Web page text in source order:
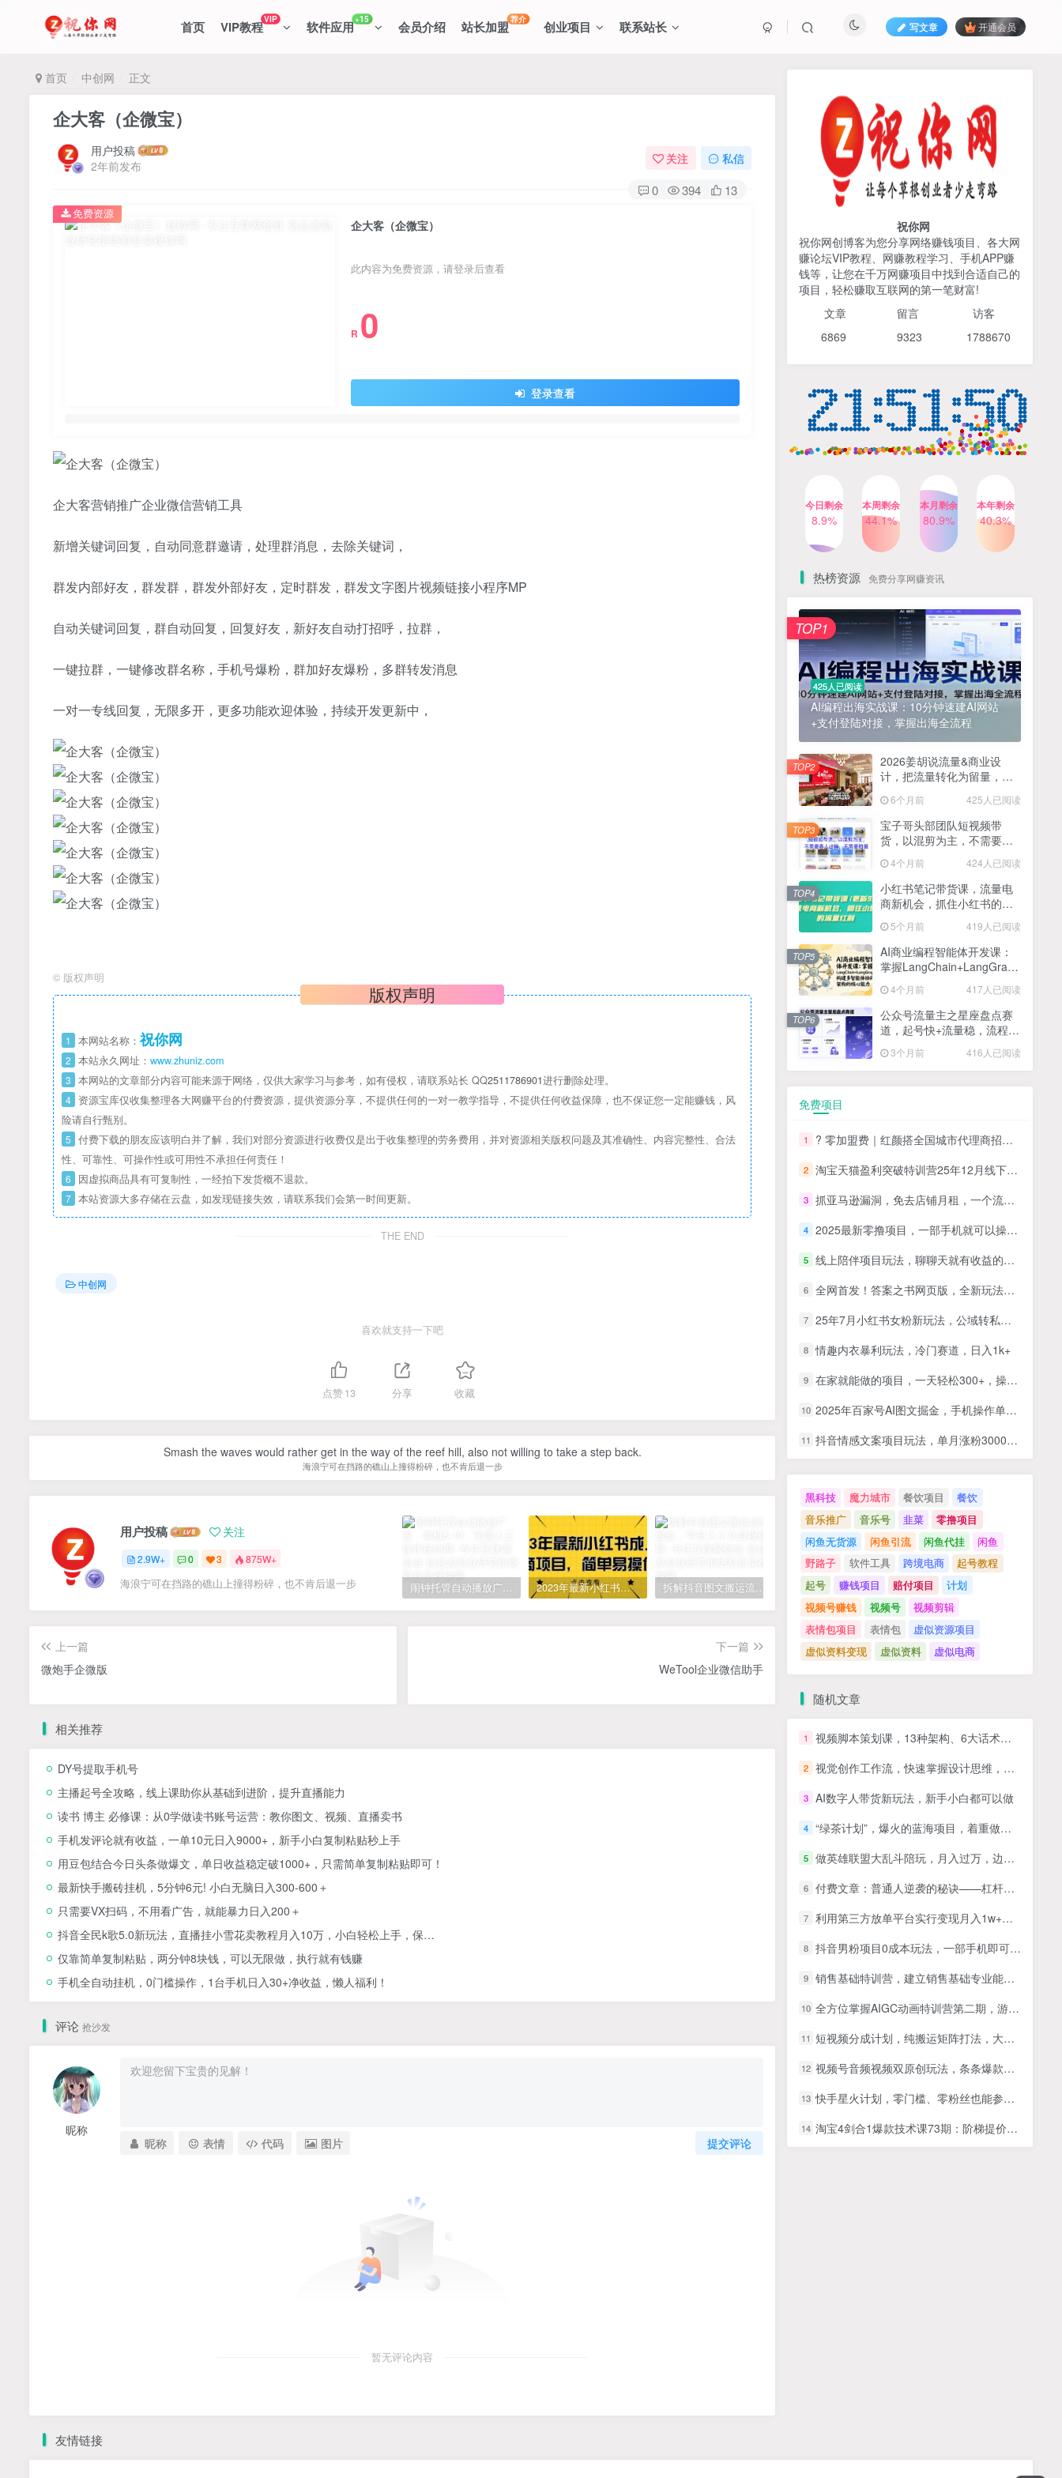
首页 VIP教程VIP 软件应用+15 会员介绍 站长加盟荐介 创业项目 联系站长 写文章 开通会员
首页 中创网 正文
企大客（企微宝）
用户投稿
2年前发布
关注 私信
0 394 13
企大客（企微宝）
此内容为免费资源，请登录后查看
R 0
登录查看
免费资源
企大客营销推广企业微信营销工具
新增关键词回复，自动同意群邀请，处理群消息，去除关键词，
群发内部好友，群发群，群发外部好友，定时群发，群发文字图片视频链接小程序MP
自动关键词回复，群自动回复，回复好友，新好友自动打招呼，拉群，
一键拉群，一键修改群名称，手机号爆粉，群加好友爆粉，多群转发消息
一对一专线回复，无限多开，更多功能欢迎体验，持续开发更新中，
© 版权声明
版权声明
1 本网站名称： 祝你网
2 本站永久网址： www.zhuniz.com
3 本网站的文章部分内容可能来源于网络，仅供大家学习与参考，如有侵权，请联系站长 QQ2511786901进行删除处理。
4 资源宝库仅收集整理各大网赚平台的付费资源，提供资源分享，不提供任何的一对一教学指导，不提供任何收益保障，也不保证您一定能赚钱，风
险请自行甄别。
5 付费下载的朋友应该明白并了解，我们对部分资源进行收费仅是出于收集整理的劳务费用，并对资源相关版权问题及其准确性、内容完整性、合法
性、可靠性、可操作性或可用性不承担任何责任！
6 因虚拟商品具有可复制性，一经拍下发货概不退款。
7 本站资源大多存储在云盘，如发现链接失效，请联系我们会第一时间更新。
THE END
中创网
喜欢就支持一下吧
点赞13 分享 收藏
Smash the waves would rather get in the way of the reef hill, also not willing to take a step back.
海浪宁可在挡路的礁山上撞得粉碎，也不肯后退一步
用户投稿 关注
2.9W+ 0 3 875W+
海浪宁可在挡路的礁山上撞得粉碎，也不肯后退一步 闹钟托管自动播放广告，单机5-10，无需人工操作 2023年最新小红书成人电商项目，简单易操作【详细教程】 拆解抖音图文搬运流量掘金，可日入小几百
上一篇
微炮手企微版
下一篇
WeTool企业微信助手
相关推荐
DY号提取手机号
主播起号全攻略，线上课助你从基础到进阶，提升直播能力
读书 博主 必修课：从0学做读书账号运营：教你图文、视频、直播卖书
手机发评论就有收益，一单10元日入9000+，新手小白复制粘贴秒上手
用豆包结合今日头条做爆文，单日收益稳定破1000+，只需简单复制粘贴即可！
最新快手搬砖挂机，5分钟6元! 小白无脑日入300-600＋
只需要VX扫码，不用看广告，就能暴力日入200＋
抖音全民k歌5.0新玩法，直播挂小雪花卖教程月入10万，小白轻松上手，保…
仅靠简单复制粘贴，两分钟8块钱，可以无限做，执行就有钱赚
手机全自动挂机，0门槛操作，1台手机日入30+净收益，懒人福利！
评论 抢沙发
昵称
提交评论
昵称 表情 代码 图片
暂无评论内容
425人已阅读
AI编程出海实战课：10分钟速建AI网站
+支付登陆对接，掌握出海全流程
TOP1
2026姜胡说流量&商业设
计，把流量转化为留量，设
计自己的商业模式
6个月前 425人已阅读
TOP2
货，以混剪为主，不需要真
小红书笔记带货课，流量电
商新机会，抓住小红书的流
量红利(更新26年2月)
5个月前 419人已阅读
TOP4
AI商业编程智能体开发课：
4个月前
TOP5
公众号流量主之星座盘点赛
道，起号快+流量稳，流程简
单，适合新手操作
3个月前 416人已阅读
TOP6
1 ? 零加盟费｜红颜搭全国城市代理商招募正式启动！
2 淘宝天猫盈利突破特训营25年12月线下课，系统性的深度剖析电商企业经营之道，打造电商标准化运营体系
3 抓亚马逊漏洞，免去店铺月租，一个流量大竞争小，让你有机会成大卖的赛道
2025最新零撸项目，一部手机就可以操作，20秒一单，零投入纯薅羊毛，无门槛，一天200+【揭秘】
5 线上陪伴项目玩法，聊聊天就有收益的项目，一个月收益5000+
6 全网首发！答案之书网页版，全新玩法，搭配文档和网页，日入1k+零门槛小白首选副业
7 25年7月小红书女粉新玩法，公域转私域变现，日轻松变现2张+，5分钟简单复制好上手
8 情趣内衣暴利玩法，冷门赛道，日入1k+
9 在家就能做的项目，一天轻松300+，操作简单上手快
10 2025年百家号AI图文掘金，手机操作单号月入4-5位数，低门槛【附指令+工具】
抖音情感文案项目玩法，单月涨粉3000+，新手小白也能做
祝你网
祝你网创博客为您分享网络赚钱项目、各大网
赚论坛VIP教程、网赚教程学习、手机APP赚
钱等，让您在千万网赚项目中找到合适自己的
项目，轻松赚取互联网的第一笔财富!
文章 留言 访客
6869 9323 1788670
今日剩余
8.9%
本周剩余
44.1%
本月剩余
80.9%
本年剩余
40.3%
热榜资源 免费分享网赚资讯
425人已阅读
AI编程出海实战课：10分钟速建AI网站
+支付登陆对接，掌握出海全流程
TOP1
2026姜胡说流量&商业设
计，把流量转化为留量，设
6个月前 425人已阅读
TOP2
宝子哥头部团队短视频带
货，以混剪为主，不需要真
26年3月】
4个月前 424人已阅读
TOP3
小红书笔记带货课，流量电
商新机会，抓住小红书的流
5个月前 419人已阅读
TOP4
AI商业编程智能体开发课：
掌握LangChain+LangGraph
心能力
4个月前 417人已阅读
TOP5
公众号流量主之星座盘点赛
道，起号快+流量稳，流程简
3个月前 416人已阅读
TOP6
免费项目
1 ? 零加盟费｜红颜搭全国城市代理商招募正式启动！
2 淘宝天猫盈利突破特训营25年12月线下课，系统性的深度剖析电商企业经营之道，打造电商标准化运营体系
3 抓亚马逊漏洞，免去店铺月租，一个流量大竞争小，让你有机会成大卖的赛道
4 2025最新零撸项目，一部手机就可以操作，20秒一单，零投入纯薅羊毛，无门槛，一天200+【揭秘】
5 线上陪伴项目玩法，聊聊天就有收益的项目，一个月收益5000+
6 全网首发！答案之书网页版，全新玩法，搭配文档和网页，日入1k+零门槛小白首选副业
7 25年7月小红书女粉新玩法，公域转私域变现，日轻松变现2张+，5分钟简单复制好上手
8 情趣内衣暴利玩法，冷门赛道，日入1k+
9 在家就能做的项目，一天轻松300+，操作简单上手快
10 2025年百家号AI图文掘金，手机操作单号月入4-5位数，低门槛【附指令+工具】
11 抖音情感文案项目玩法，单月涨粉3000+，新手小白也能做
黑科技 魔力城市 餐饮项目
餐饮
音乐推广
音乐号 韭菜
零撸项目
闲鱼无货源
闲鱼引流 闲鱼代挂
闲鱼
野路子
软件工具 跨境电商
起号教程
起号
赚钱项目 赔付项目
计划
视频号赚钱
视频号
视频剪辑
表情包项目
表情包
虚似资源项目
虚似资料变现
虚似资料 虚似电商
随机文章
1 视频脚本策划课，13种架构、6大话术、拉片分析，单条播放百万+
2 视觉创作工作流，快速掌握设计思维，提升设计质量和效率
3 AI数字人带货新玩法，新手小白都可以做
4 “绿茶计划”，爆火的蓝海项目，着重做某个方向的情感赛道，小白也能轻松月入2w+【揭秘】
5 做英雄联盟大乱斗陪玩，月入过万，边玩游戏边收钱（LOL陪玩）（附接单流程）
6 付费文章：普通人逆袭的秘诀——杠杆思维
7 利用第三方放单平台实行变现月入1w+，简单暴利上手快，一部手机即可！
8 抖音男粉项目0成本玩法，一部手机即可操作，日均4张+，时间自由
9 销售基础特训营，建立销售基础专业能力，让你在日常销售活动里游刃余
10 全方位掌握AIGC动画特训营第二期，游戏宣发+国风打斗+水墨动画全精通，从分镜到成片全解锁
11 短视频分成计划，纯搬运矩阵打法，大力出奇迹，小白无脑上手，日收入两三张
12 视频号音频视频双原创玩法，条条爆款，单号一天变现1000+，保姆级教程
13 快手星火计划，零门槛、零粉丝也能参与，而且收益可观，一条视频爆赚7000+！
14 淘宝4剑合1爆款技术课73期：阶梯提价破量法，内外销双改策略 全站推广拉升
友情链接